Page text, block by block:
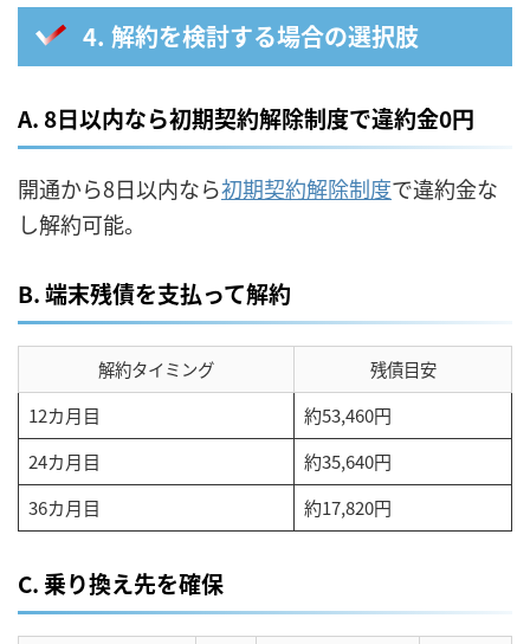
4. 解約を検討する場合の選択肢
A. 8日以内なら初期契約解除制度で違約金0円
開通から8日以内なら初期契約解除制度で違約金な
し解約可能。
B. 端末残債を支払って解約
解約タイミング
残債目安
12カ月目
約53,460円
24カ月目
約35,640円
36カ月目
約17,820円
C. 乗り換え先を確保